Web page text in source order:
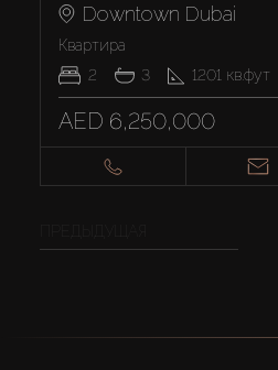
Downtown Dubai
Квартира
2
3 1201 кв.фут
AED 6,250,000